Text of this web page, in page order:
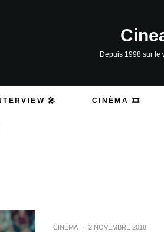
Depuis 1998 sur le
🎤 CINÉMA 🎞️
CINÉMA · 2 NOVEMBRE 2018